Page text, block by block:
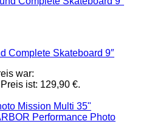
Complete Skateboard 9″
war:
ist: 129,90 €.